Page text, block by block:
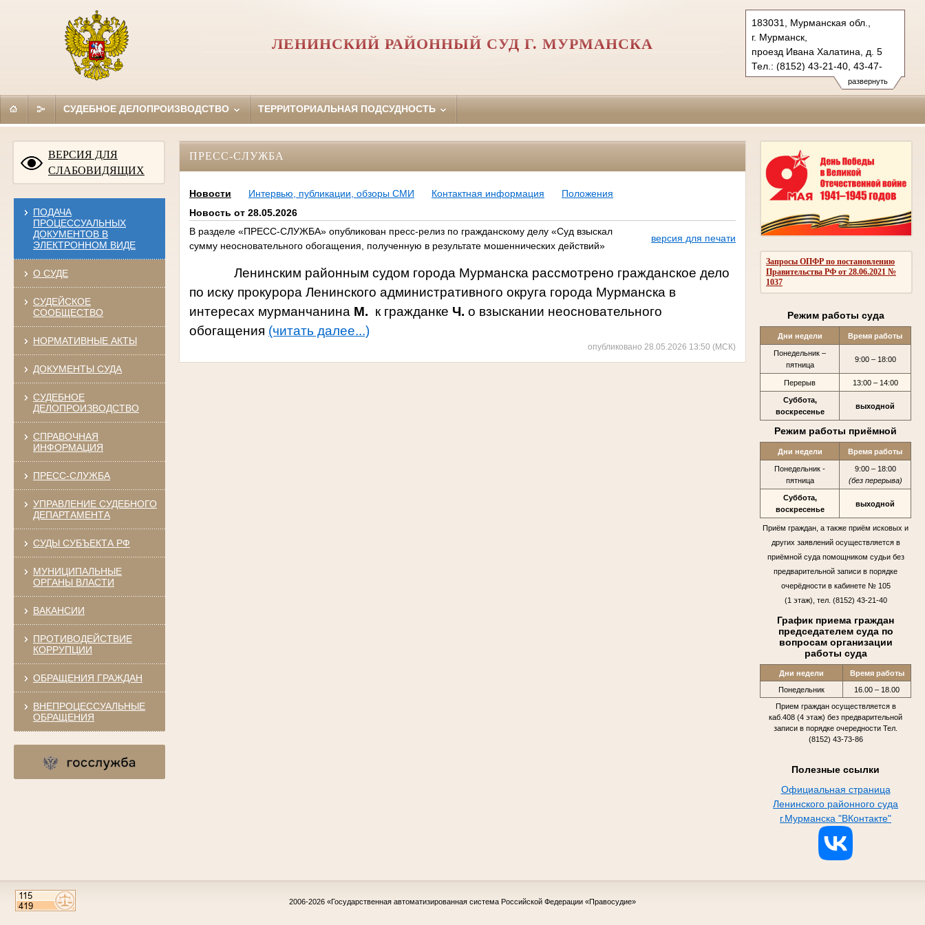
развернуть
183031, Мурманская обл.,
г. Мурманск,
проезд Ивана Халатина, д. 5
Тел.: (8152) 43-21-40, 43-47-
47 (ф)
len.mrm@sudrf.ru
ЛЕНИНСКИЙ РАЙОННЫЙ СУД Г. МУРМАНСКА
СУДЕБНОЕ ДЕЛОПРОИЗВОДСТВО ТЕРРИТОРИАЛЬНАЯ ПОДСУДНОСТЬ
ВЕРСИЯ ДЛЯ
СЛАБОВИДЯЩИХ
ПОДАЧА
ПРОЦЕССУАЛЬНЫХ
ДОКУМЕНТОВ В
ЭЛЕКТРОННОМ ВИДЕ
О СУДЕ
СУДЕЙСКОЕ
СООБЩЕСТВО
НОРМАТИВНЫЕ АКТЫ
ДОКУМЕНТЫ СУДА
СУДЕБНОЕ
ДЕЛОПРОИЗВОДСТВО
СПРАВОЧНАЯ
ИНФОРМАЦИЯ
ПРЕСС-СЛУЖБА
УПРАВЛЕНИЕ СУДЕБНОГО
ДЕПАРТАМЕНТА
СУДЫ СУБЪЕКТА РФ
МУНИЦИПАЛЬНЫЕ
ОРГАНЫ ВЛАСТИ
ВАКАНСИИ
ПРОТИВОДЕЙСТВИЕ
КОРРУПЦИИ
ОБРАЩЕНИЯ ГРАЖДАН
ВНЕПРОЦЕССУАЛЬНЫЕ
ОБРАЩЕНИЯ
Запросы ОПФР по постановлению
Правительства РФ от 28.06.2021 №
1037
Режим работы суда
Дни недели Время работы
Понедельник –
пятница
9:00 – 18:00
Перерыв 13:00 – 14:00
Суббота,
воскресенье
выходной
Режим работы приёмной
Дни недели Время работы
Понедельник -
пятница
9:00 – 18:00
(без перерыва)
Суббота,
воскресенье
выходной
Приём граждан, а также приём исковых и
других заявлений осуществляется в
приёмной суда помощником судьи без
предварительной записи в порядке
очерёдности в кабинете № 105
(1 этаж), тел. (8152) 43-21-40
График приема граждан
председателем суда по
вопросам организации
работы суда
Дни недели
Время работы
Понедельник
16.00 – 18.00
Прием граждан осуществляется в
каб.408 (4 этаж) без предварительной
записи в порядке очередности Тел.
(8152) 43-73-86
Полезные ссылки
Официальная страница
Ленинского районного суда
г.Мурманска "ВКонтакте"
ПРЕСС-СЛУЖБА
Новости Интервью, публикации, обзоры СМИ Контактная информация
Положения
Новость от 28.05.2026
В разделе «ПРЕСС-СЛУЖБА» опубликован пресс-релиз по гражданскому делу «Суд взыскал
сумму неосновательного обогащения, полученную в результате мошеннических действий»
версия для печати
Ленинским районным судом города Мурманска рассмотрено гражданское дело
по иску прокурора Ленинского административного округа города Мурманска в
интересах мурманчанина М. к гражданке Ч. о взыскании неосновательного
обогащения (читать далее...)
опубликовано 28.05.2026 13:50 (МСК)
2006-2026 «Государственная автоматизированная система Российской Федерации «Правосудие»